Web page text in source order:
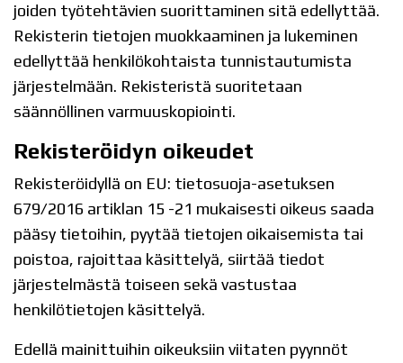
joiden työtehtävien suorittaminen sitä edellyttää.
Rekisterin tietojen muokkaaminen ja lukeminen
edellyttää henkilökohtaista tunnistautumista
järjestelmään. Rekisteristä suoritetaan
säännöllinen varmuuskopiointi.
Rekisteröidyn oikeudet
Rekisteröidyllä on EU: tietosuoja-asetuksen
679/2016 artiklan 15 -21 mukaisesti oikeus saada
pääsy tietoihin, pyytää tietojen oikaisemista tai
poistoa, rajoittaa käsittelyä, siirtää tiedot
järjestelmästä toiseen sekä vastustaa
henkilötietojen käsittelyä.
Edellä mainittuihin oikeuksiin viitaten pyynnöt